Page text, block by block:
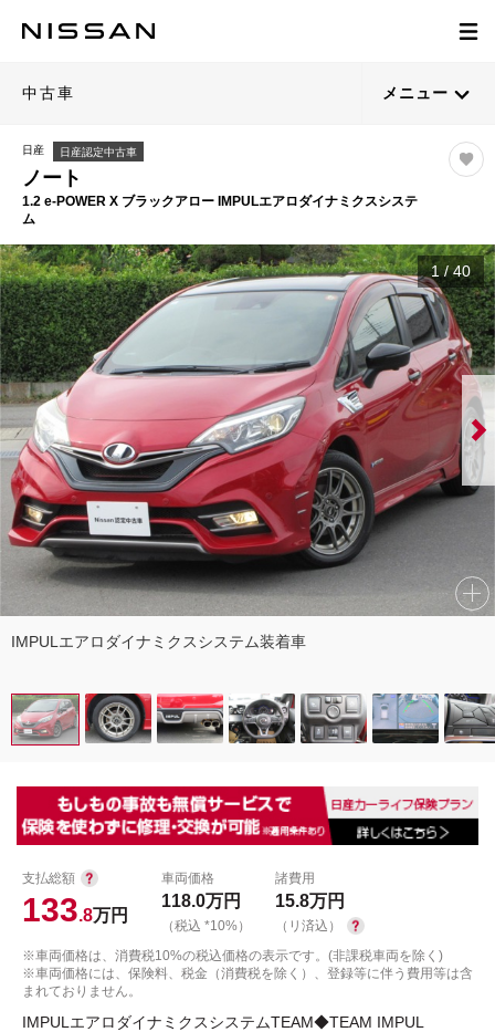
中古車 メニュー
日産 日産認定中古車
ノート
1.2 e-POWER X ブラックアロー IMPULエアロダイナミクスシステ
ム
1/40
IMPULエアロダイナミクスシステム装着車
支払総額
133.8万円
車両価格
118.0万円
（税込 *10%）
諸費用
15.8万円
（リ済込）
※車両価格は、消費税10%の税込価格の表示です。(非課税車両を除く)
※車両価格には、保険料、税金（消費税を除く）、登録等に伴う費用等は含
まれておりません。
IMPULエアロダイナミクスシステムTEAM◆TEAM IMPUL